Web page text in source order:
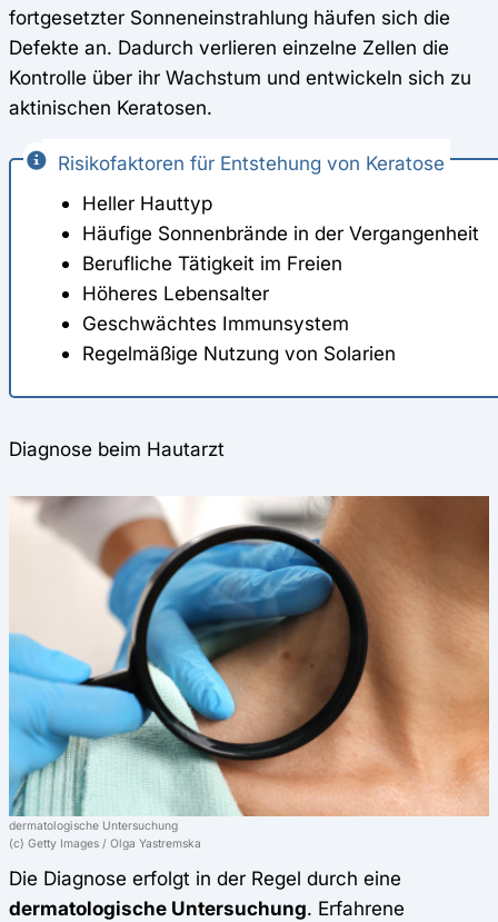
fortgesetzter Sonneneinstrahlung häufen sich die
Defekte an. Dadurch verlieren einzelne Zellen die
Kontrolle über ihr Wachstum und entwickeln sich zu
aktinischen Keratosen.
Risikofaktoren für Entstehung von Keratose
Heller Hauttyp
Häufige Sonnenbrände in der Vergangenheit
Berufliche Tätigkeit im Freien
Höheres Lebensalter
Geschwächtes Immunsystem
Regelmäßige Nutzung von Solarien
Diagnose beim Hautarzt
dermatologische Untersuchung
(c) Getty Images / Olga Yastremska
Die Diagnose erfolgt in der Regel durch eine
dermatologische Untersuchung. Erfahrene